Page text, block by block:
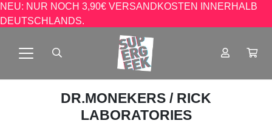
NEU: NUR NOCH 3,90€ VERSANDKOSTEN INNERHALB
DEUTSCHLANDS.
DR.MONEKERS / RICK
LABORATORIES